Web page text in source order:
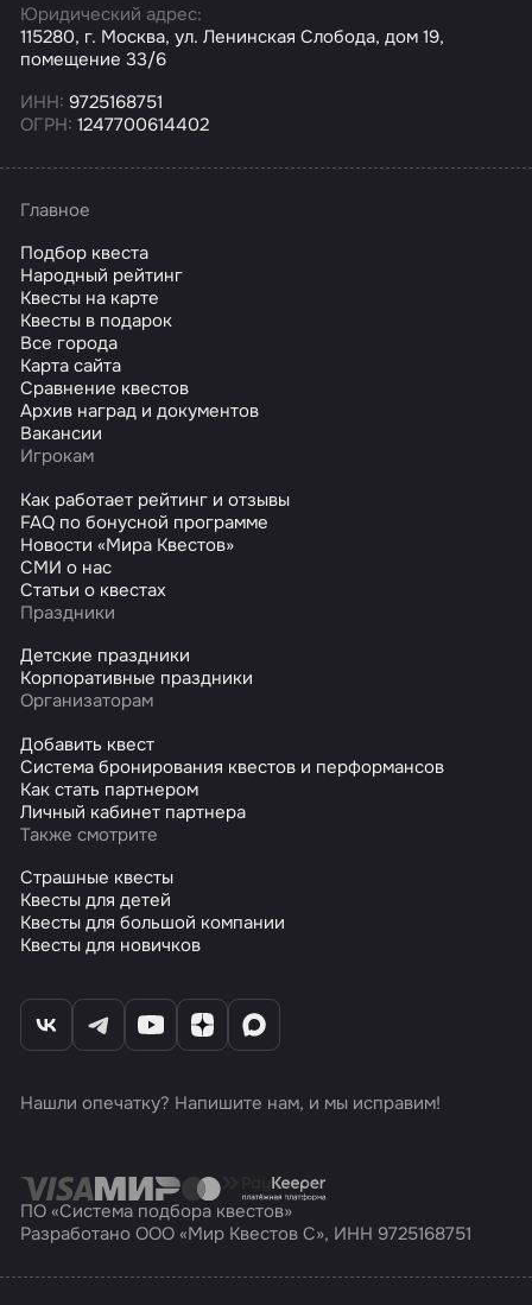
Юридический адрес:
115280, г. Москва, ул. Ленинская Слобода, дом 19,
помещение 33/6
ИНН: 9725168751
ОГРН: 1247700614402
Главное
Подбор квеста
Народный рейтинг
Квесты на карте
Квесты в подарок
Все города
Карта сайта
Сравнение квестов
Архив наград и документов
Вакансии
Игрокам
Как работает рейтинг и отзывы
FAQ по бонусной программе
Новости «Мира Квестов»
СМИ о нас
Статьи о квестах
Праздники
Детские праздники
Корпоративные праздники
Организаторам
Добавить квест
Система бронирования квестов и перформансов
Как стать партнером
Личный кабинет партнера
Также смотрите
Страшные квесты
Квесты для детей
Квесты для большой компании
Квесты для новичков
Нашли опечатку? Напишите нам, и мы исправим!
ПО «Система подбора квестов»
Разработано ООО «Мир Квестов С», ИНН 9725168751